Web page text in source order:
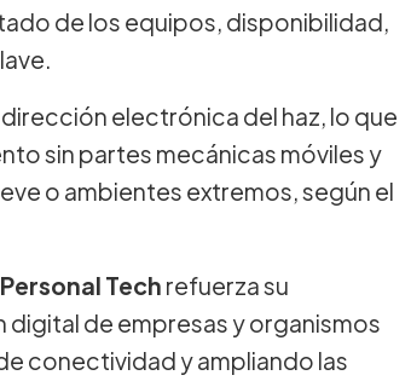
de los equipos, disponibilidad,
electrónica del haz, lo que
sin partes mecánicas móviles y
o ambientes extremos, según el
Personal Tech refuerza su
de empresas y organismos
conectividad y ampliando las